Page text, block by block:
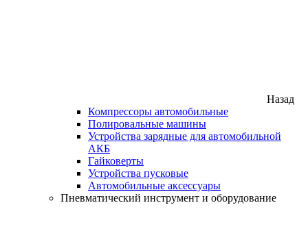
Назад
Компрессоры автомобильные
Полировальные машины
Устройства зарядные для автомобильной
АКБ
Гайковерты
Устройства пусковые
Автомобильные аксессуары
Пневматический инструмент и оборудование